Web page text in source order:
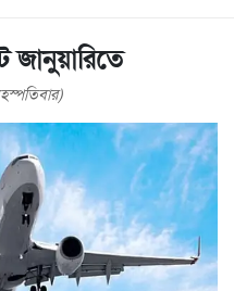
জানুয়ারিতে